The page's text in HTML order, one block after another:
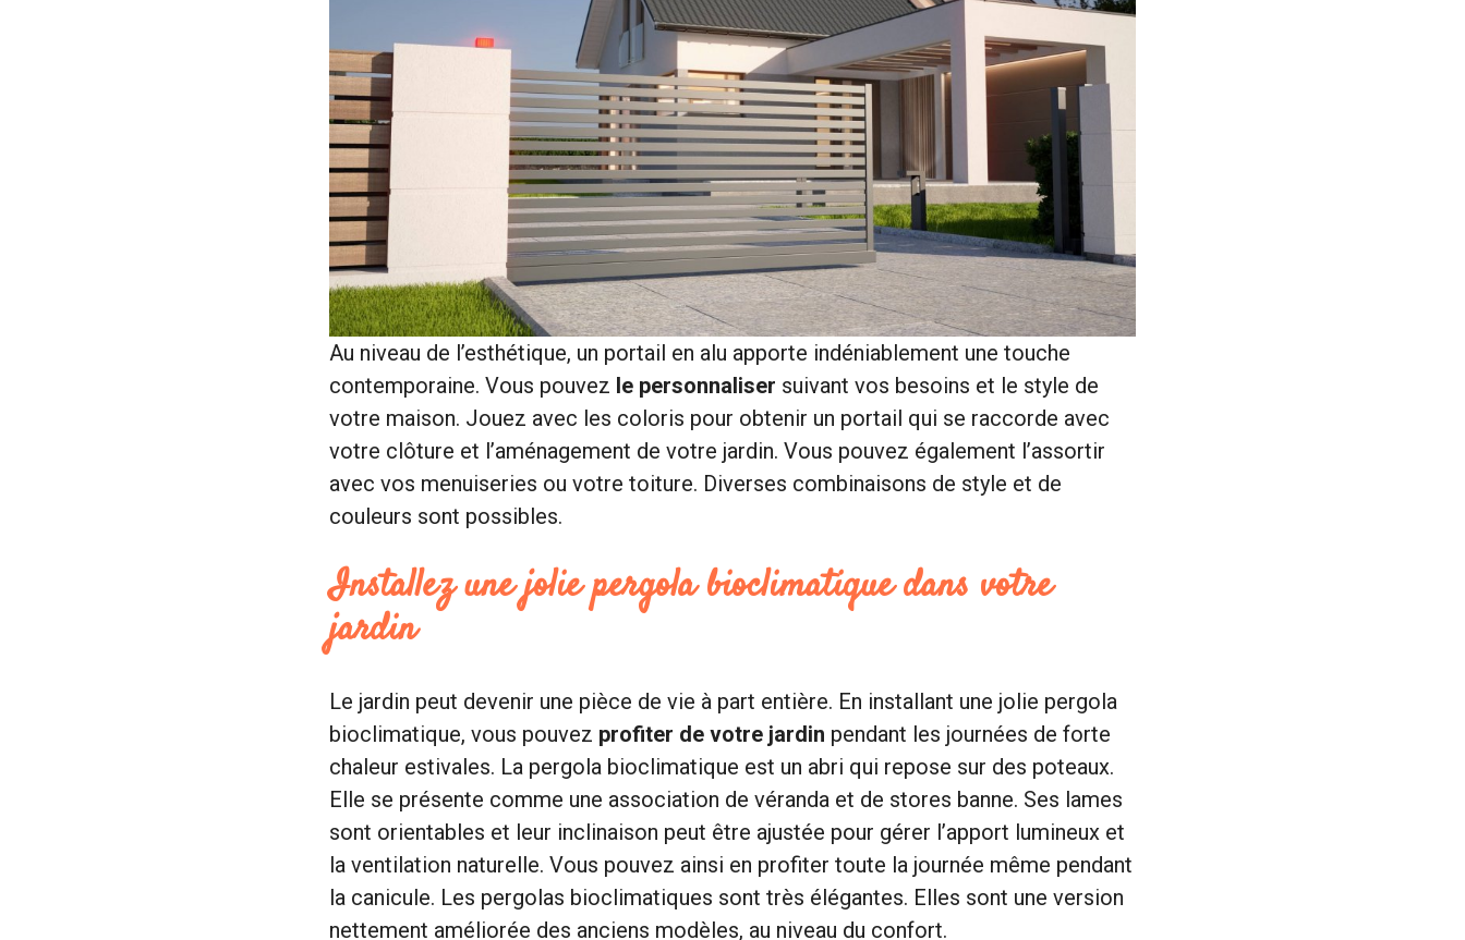
Au niveau de l’esthétique, un portail en alu apporte indéniablement une touche
contemporaine. Vous pouvez le personnaliser suivant vos besoins et le style de
votre maison. Jouez avec les coloris pour obtenir un portail qui se raccorde avec
votre clôture et l’aménagement de votre jardin. Vous pouvez également l’assortir
avec vos menuiseries ou votre toiture. Diverses combinaisons de style et de
couleurs sont possibles.
Installez une jolie pergola bioclimatique dans votre
jardin
Le jardin peut devenir une pièce de vie à part entière. En installant une jolie pergola
bioclimatique, vous pouvez profiter de votre jardin pendant les journées de forte
chaleur estivales. La pergola bioclimatique est un abri qui repose sur des poteaux.
Elle se présente comme une association de véranda et de stores banne. Ses lames
sont orientables et leur inclinaison peut être ajustée pour gérer l’apport lumineux et
la ventilation naturelle. Vous pouvez ainsi en profiter toute la journée même pendant
la canicule. Les pergolas bioclimatiques sont très élégantes. Elles sont une version
nettement améliorée des anciens modèles, au niveau du confort.